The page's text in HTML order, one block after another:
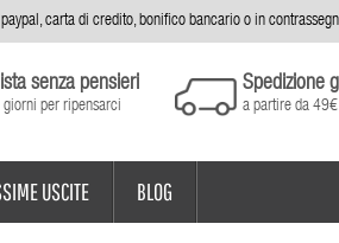
carta di credito, bonifico bancario o in
senza pensieri
per ripensarci
Spedizione
a partire da 49€
USCITE BLOG